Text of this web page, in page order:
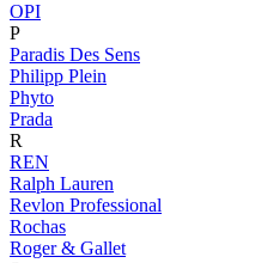
OPI
P
Paradis Des Sens
Philipp Plein
Phyto
Prada
R
REN
Ralph Lauren
Revlon Professional
Rochas
Roger & Gallet